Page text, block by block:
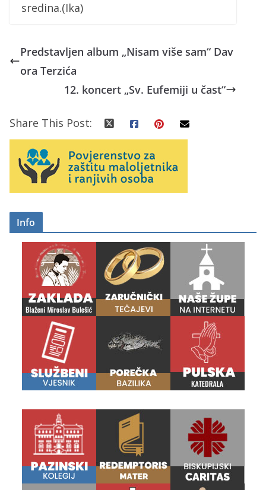
sredina.(Ika)
Predstavljen album „Nisam više sam“ Dav
ora Terzića
12. koncert „Sv. Eufemiji u čast“
Share This Post:
Info